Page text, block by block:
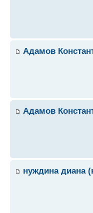
Адамов
Адамов
нуждина диана